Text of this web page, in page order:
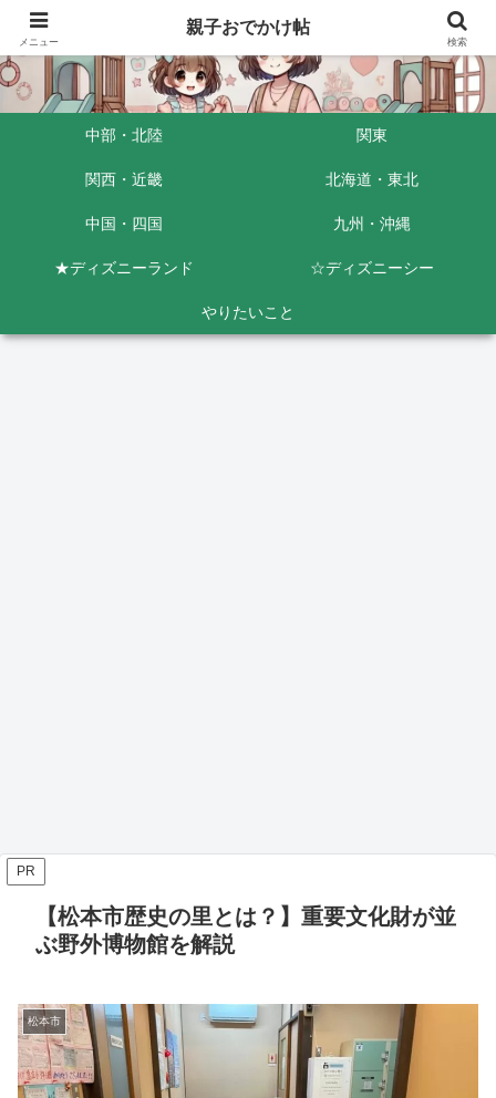
中部・北陸 関東
関西・近畿 北海道・東北
中国・四国 九州・沖縄
★ディズニーランド ☆ディズニーシー
やりたいこと
PR
【松本市歴史の里とは？】重要文化財が並
ぶ野外博物館を解説
松本市
メニュー
親子おでかけ帖
検索